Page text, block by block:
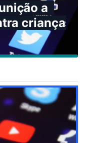
a
crianças